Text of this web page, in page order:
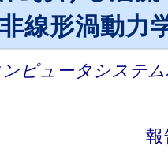
線形渦動力
ピュータシステ
報